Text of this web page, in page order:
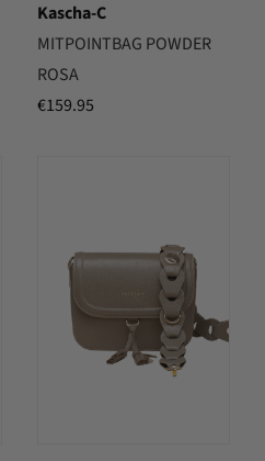
Kascha-C
MITPOINTBAG POWDER
ROSA
€159.95